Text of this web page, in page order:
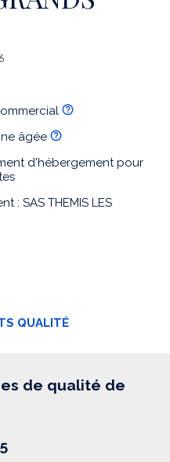
âgée
d'hébergement pour
: SAS THEMIS LES
QUALITÉ
de qualité de